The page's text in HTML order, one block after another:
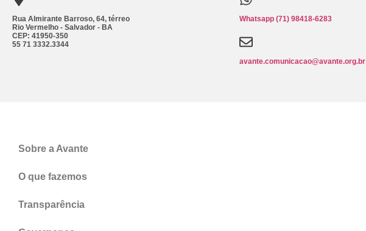
Rua Almirante Barroso, 64, térreo
Rio Vermelho - Salvador - BA
CEP: 41950-350
55 71 3332.3344
Whatsapp (71) 98418-6283
avante.comunicacao@avante.org.br
Sobre a Avante
O que fazemos
Transparência